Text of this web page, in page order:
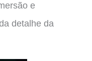
e
detalhe da